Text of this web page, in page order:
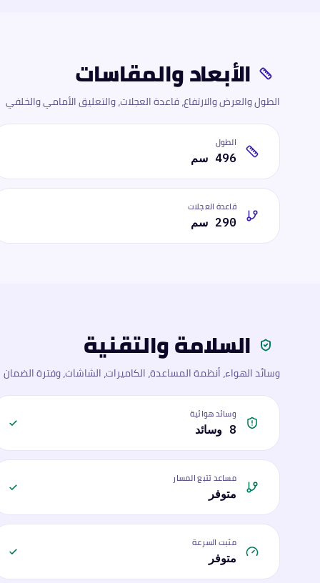
الأبعاد والمقاسات
الطول والعرض والارتفاع، قاعدة العجلات، والتعليق الأمامي والخلفي
الطول
496 سم
قاعدة العجلات
290 سم
السلامة والتقنية
وسائد الهواء، أنظمة المساعدة، الكاميرات، الشاشات، وفترة الضمان
وسائد هوائية
8 وسائد
مساعد تتبع المسار
متوفر
مثبت السرعة
متوفر